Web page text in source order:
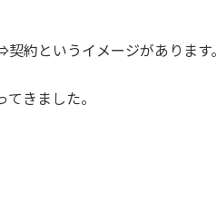
約というイメージがあります。
きました。